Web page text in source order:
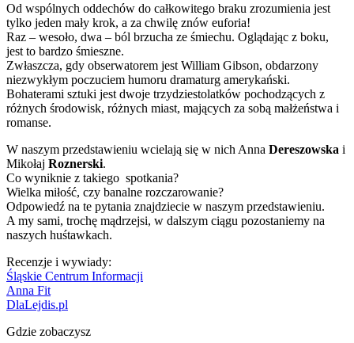
Od wspólnych oddechów do całkowitego braku zrozumienia jest
tylko jeden mały krok, a za chwilę znów euforia!
Raz – wesoło, dwa – ból brzucha ze śmiechu. Oglądając z boku,
jest to bardzo śmieszne.
Zwłaszcza, gdy obserwatorem jest William Gibson, obdarzony
niezwykłym poczuciem humoru dramaturg amerykański.
Bohaterami sztuki jest dwoje trzydziestolatków pochodzących z
różnych środowisk, różnych miast, mających za sobą małżeństwa i
romanse.
W naszym przedstawieniu wcielają się w nich Anna Dereszowska i
Mikołaj Roznerski.
Co wyniknie z takiego spotkania?
Wielka miłość, czy banalne rozczarowanie?
Odpowiedź na te pytania znajdziecie w naszym przedstawieniu.
A my sami, trochę mądrzejsi, w dalszym ciągu pozostaniemy na
naszych huśtawkach.
Recenzje i wywiady:
Śląskie Centrum Informacji
Anna Fit
DlaLejdis.pl
Gdzie zobaczysz